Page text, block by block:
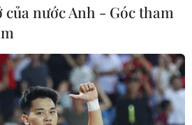
bản đồ số COVID-19...
nước Anh - Góc tham